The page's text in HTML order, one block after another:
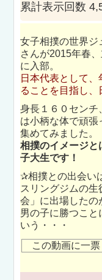
累計表示回数
女子相撲の世界ジ
さんが2015年春
に入部。
日本代表として
ることを目指し、
身長１６０センチ
は小柄な体で頑張
集めてみました。
相撲のイメージと
子大生です！
✰相撲との出会い
スリングジムの
会」に出場したの
男の子に勝つこと
いう・・・
この動画に一